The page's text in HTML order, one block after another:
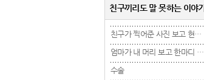
친구끼리도 말 못하는 이야기
친구가 찍어준 사진 보고 현타 겁..
엄마가 내 머리 보고 한마디 했는..
수술